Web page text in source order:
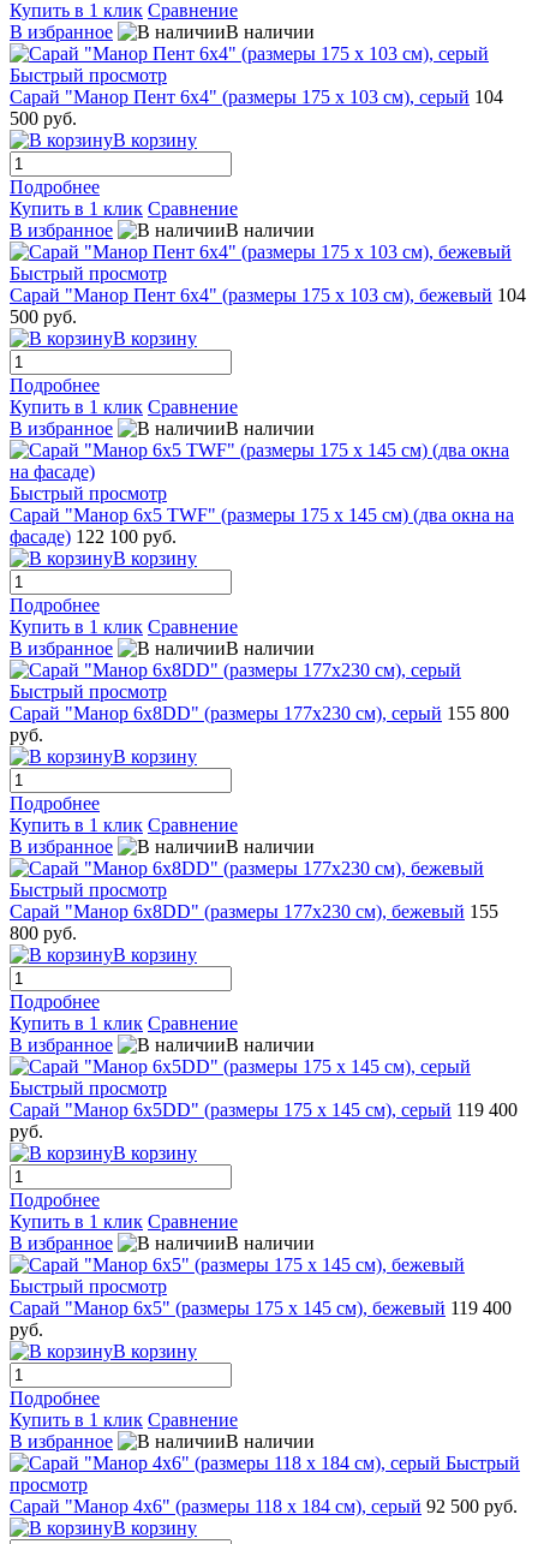
Купить в 1 клик Сравнение
В избранное
В наличии
Быстрый просмотр
Сарай "Манор Пент 6x4" (размеры 175 x 103 см), серый 104
500 руб.
В корзину
Подробнее
Купить в 1 клик Сравнение
В избранное
В наличии
Быстрый просмотр
Сарай "Манор Пент 6x4" (размеры 175 x 103 см), бежевый 104
500 руб.
В корзину
Подробнее
Купить в 1 клик Сравнение
В избранное
В наличии
Быстрый просмотр
Сарай "Манор 6х5 TWF" (размеры 175 x 145 см) (два окна на
фасаде) 122 100 руб.
В корзину
Подробнее
Купить в 1 клик Сравнение
В избранное
В наличии
Быстрый просмотр
Сарай "Манор 6x8DD" (размеры 177х230 см), серый 155 800
руб.
В корзину
Подробнее
Купить в 1 клик Сравнение
В избранное
В наличии
Быстрый просмотр
Сарай "Манор 6x8DD" (размеры 177х230 см), бежевый 155
800 руб.
В корзину
Подробнее
Купить в 1 клик Сравнение
В избранное
В наличии
Быстрый просмотр
Сарай "Манор 6x5DD" (размеры 175 x 145 см), серый 119 400
руб.
В корзину
Подробнее
Купить в 1 клик Сравнение
В избранное
В наличии
Быстрый просмотр
Сарай "Манор 6x5" (размеры 175 x 145 см), бежевый 119 400
руб.
В корзину
Подробнее
Купить в 1 клик Сравнение
В избранное
В наличии
Быстрый
просмотр
Сарай "Манор 4х6" (размеры 118 x 184 см), серый 92 500 руб.
В корзину